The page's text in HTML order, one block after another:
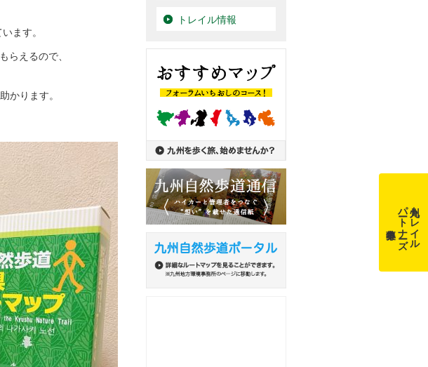
九州トレイル
パートナーズ
ます。
えるので、
かります。
トレイル情報